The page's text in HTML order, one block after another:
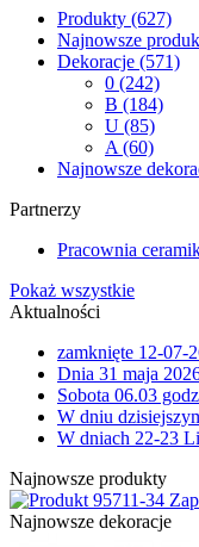
Produkty (627)
Najnowsze
Dekoracje (571)
0 (242)
B (184)
U (85)
A (60)
Najnowsze
Partnerzy
Pracownia
Pokaż wszystkie
Aktualności
zamknięte 12-07-
Dnia 31 maja
Sobota 06.03
W dniu
W dniach 22-23
Najnowsze produkty
11-34
Najnowsze dekoracje